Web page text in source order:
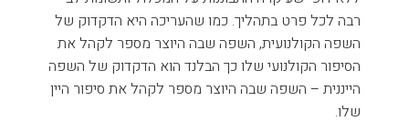
רבה לכל פרט בתהליך. כמו שהעריכה היא הדקדוק של
השפה הקולנועית, השפה שבה היוצר מספר לקהל את
הסיפור הקולנועי שלו כך הבלנד הוא הדקדוק של השפה
הייננית – השפה שבה היוצר מספר לקהל את סיפור היין
שלו.